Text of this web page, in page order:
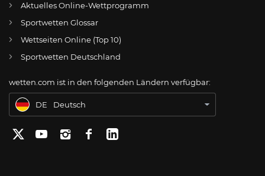
Aktuelles Online-Wettprogramm
Sportwetten Glossar
Wettseiten Online (Top 10)
Sportwetten Deutschland
wetten.com ist in den folgenden Ländern verfügbar:
AT Online Wetten Österreich
CH Online Glücksspiel Schweiz
Apostas Online no Brasil
DE
Deutsch